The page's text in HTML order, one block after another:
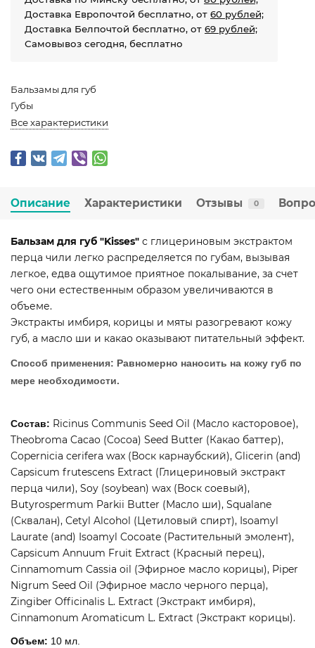
Доставка Европочтой бесплатно, от 60 рублей;
Доставка Белпочтой бесплатно, от 69 рублей;
Самовывоз сегодня, бесплатно
Бальзамы для губ
Губы
Все характеристики
Описание Характеристики Отзывы 0
Бальзам для губ "Kisses" с глицериновым экстрактом
перца чили легко распределяется по губам, вызывая
легкое, едва ощутимое приятное покалывание, за счет
чего они естественным образом увеличиваются в
объеме.
Экстракты имбиря, корицы и мяты разогревают кожу
губ, а масло ши и какао оказывают питательный эффект.
Способ применения: Равномерно наносить на кожу губ по
мере необходимости.
Состав: Ricinus Communis Seed Oil (Масло касторовое),
Theobroma Cacao (Cocoa) Seed Butter (Какао баттер),
Copernicia cerifera wax (Воск карнаубский), Glicerin (and)
Capsicum frutescens Extract (Глицериновый экстракт
перца чили), Soy (soybean) wax (Воск соевый),
Butyrospermum Parkii Butter (Масло ши), Squalane
(Сквалан), Cetyl Alcohol (Цетиловый спирт), Isoamyl
Laurate (and) Isoamyl Cocoate (Растительный эмолент),
Capsicum Annuum Fruit Extract (Красный перец),
Cinnamomum Cassia oil (Эфирное масло корицы), Piper
Nigrum Seed Oil (Эфирное масло черного перца),
Zingiber Officinalis L. Extract (Экстракт имбиря),
Cinnamonum Aromaticum L. Extract (Экстракт корицы).
Объем: 10 мл.